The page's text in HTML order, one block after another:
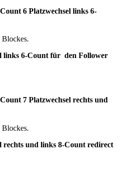
6 Platzwechsel links 6-
links 6-Count für den Follower
7 Platzwechsel rechts und
rechts und links 8-Count redirect